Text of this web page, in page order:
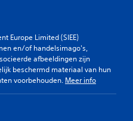
Europe Limited (SIEE)
en/of handelsimago's,
afbeeldingen zijn
beschermd materiaal van hun
voorbehouden. Meer info